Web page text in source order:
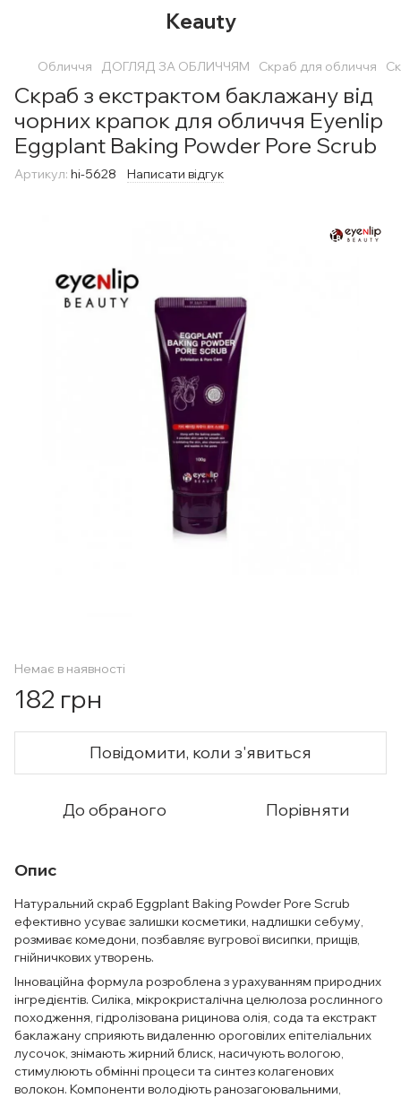
Keauty
Обличчя ДОГЛЯД ЗА ОБЛИЧЧЯМ Скраб для обличчя
Скраб з екстрактом баклажану від
чорних крапок для обличчя Eyenlip
Eggplant Baking Powder Pore Scrub
Артикул: hi-5628 Написати відгук
Немає в наявності
182 грн
Повідомити, коли з'явиться
До обраного Порівняти
Опис
Натуральний скраб Eggplant Baking Powder Pore Scrub
ефективно усуває залишки косметики, надлишки себуму,
розмиває комедони, позбавляє вугрової висипки, прищів,
гнійничкових утворень.
Інноваційна формула розроблена з урахуванням природних
інгредієнтів. Силіка, мікрокристалічна целюлоза рослинного
походження, гідролізована рицинова олія, сода та екстракт
баклажану сприяють видаленню ороговілих епітеліальних
лусочок, знімають жирний блиск, насичують вологою,
стимулюють обмінні процеси та синтез колагенових
волокон. Компоненти володіють ранозагоювальними,